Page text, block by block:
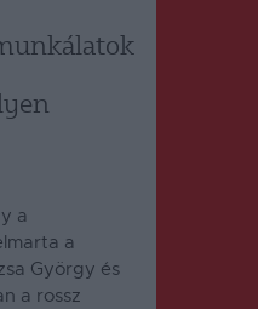
a
a
György és
a rossz